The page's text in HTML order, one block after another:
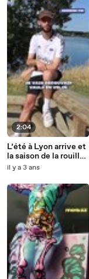
2:04
L’été à Lyon arrive et
la saison de la rouille
aussi
il y a 3 ans